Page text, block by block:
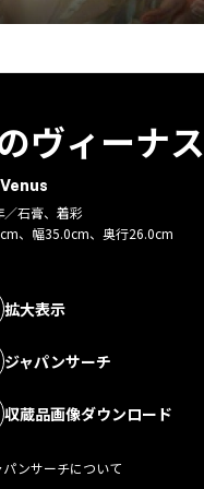
ヴィーナス
／石膏、着彩
、幅35.0cm、奥行26.0cm
拡大表示
ジャパンサーチ
収蔵品画像ダウンロード
パンサーチについて